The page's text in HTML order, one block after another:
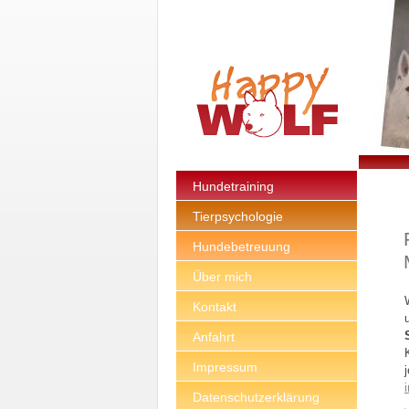
Hundetraining
Tierpsychologie
Hundebetreuung
Über mich
Kontakt
Anfahrt
Impressum
Datenschutzerklärung